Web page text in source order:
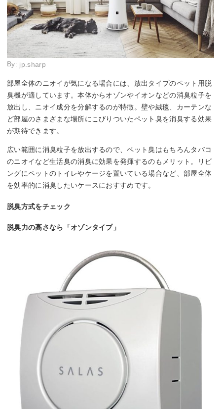
By: jp.sharp
部屋全体のニオイが気になる場合には、放出タイプのペット用脱
臭機が適しています。本体からオゾンやイオンなどの消臭粒子を
放出し、ニオイ成分を分解するのが特徴。壁や絨毯、カーテンな
ど部屋のさまざまな場所にこびりついたペット臭を消臭する効果
が期待できます。
広い範囲に消臭粒子を放出するので、ペット臭はもちろんタバコ
のニオイなど生活臭の消臭に効果を発揮するのもメリット。リビ
ングにペットのトイレやケージを置いている場合など、部屋全体
を効率的に消臭したいケースにおすすめです。
脱臭方式をチェック
脱臭力の高さなら「オゾンタイプ」